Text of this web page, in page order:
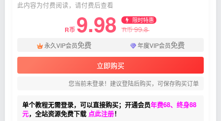
此内容为付费阅读，请付费后查看
R币 9.98 限时特惠
R币99.8
永久VIP会员免费 年度VIP会员免费
立即购买
您当前未登录！建议登陆后购买，可保存购买订单
单个教程无需登录，可以直接购买；开通会员年费68、终身88
元，全站资源免费下载 点此注册！